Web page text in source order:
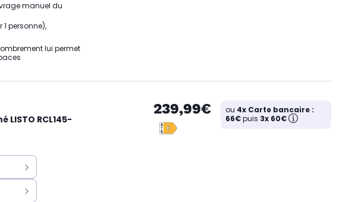
manuel du
1 personne),
lui permet
RCL145-
239,99€ ou 4x Carte bancaire :
66€puis 3x 60€